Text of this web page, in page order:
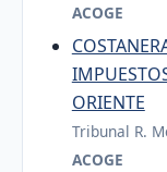
ACOGE
ORIENTE
Tribunal R.
ACOGE